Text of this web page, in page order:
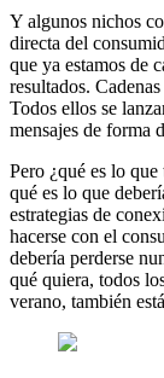
Y algunos nichos
directa del
que ya estamos de
resultados.
Todos ellos se
mensajes de forma
Pero ¿qué es lo que
qué es lo que
estrategias de
hacerse con el
debería perderse
qué quiera, todos
verano, también